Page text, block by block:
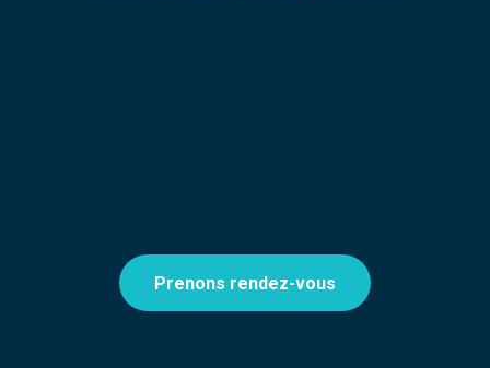
Prenons rendez-vous